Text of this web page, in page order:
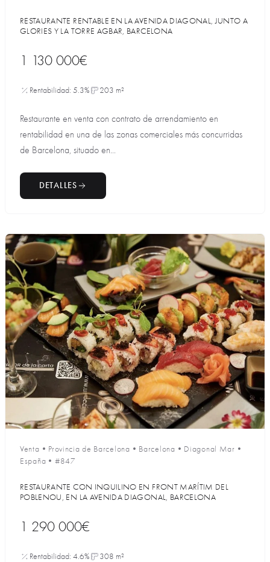
RESTAURANTE RENTABLE EN LA AVENIDA DIAGONAL, JUNTO A
GLORIES Y LA TORRE AGBAR, BARCELONA
1 130 000€
Rentabilidad: 5.3% 203 m²
Restaurante en venta con contrato de arrendamiento en
rentabilidad en una de las zonas comerciales más concurridas
de Barcelona, situado en...
DETALLES
Venta • Provincia de Barcelona • Barcelona • Diagonal Mar •
España • #847
RESTAURANTE CON INQUILINO EN FRONT MARÍTIM DEL
POBLENOU, EN LA AVENIDA DIAGONAL, BARCELONA
1 290 000€
Rentabilidad: 4.6% 308 m²